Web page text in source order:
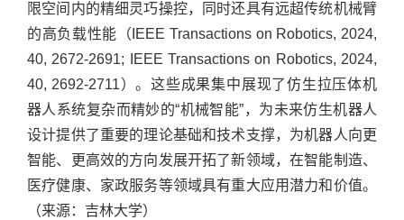
限空间内的精细灵巧操控，同时还具有远超传统机械臂
的高负载性能（IEEE Transactions on Robotics, 2024,
40, 2672-2691; IEEE Transactions on Robotics, 2024,
40, 2692-2711）。这些成果集中展现了仿生拉压体机
器人系统复杂而精妙的“机械智能”，为未来仿生机器人
设计提供了重要的理论基础和技术支撑，为机器人向更
智能、更高效的方向发展开拓了新领域，在智能制造、
医疗健康、家政服务等领域具有重大应用潜力和价值。
（来源：吉林大学）